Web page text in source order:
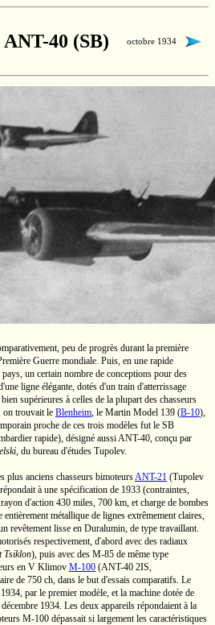
40 (SB) octobre 1934
peu de progrès durant la première
Guerre mondiale. Puis, en une rapide
un certain nombre de conceptions pour des
ligne élégante, dotés d'un train d'atterrissage
supérieures à celles de la plupart des chasseurs
on trouvait le Blenheim, le Martin Model 139 (B-10),
proche de ces trois modèles fut le SB
rapide), désigné aussiANT-40, conçu par
, du bureau d'études Tupolev.
plus anciens chasseurs bimoteursANT-21 (Tupolev
à une spécification de 1933 (contraintes,
rayon d'action 430 miles, 700 km, et charge de bombes
entièrement métallique de lignes extrêmement claires,
revêtement lisse en Duralumin, de type travaillant.
respectivement, d'abord avec des radiaux
Tsiklon), puis avec des M-85 de même type
en V Klimov M-100 (ANT-40 2IS,
de 750 ch, dans le but d'essais comparatifs. Le
par le premier modèle, et la machine dotée de
1934. Les deux appareils répondaient à la
M-100 dépassait si largement les caractéristiques